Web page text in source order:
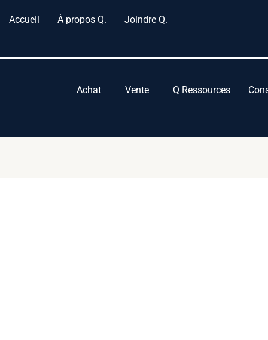
Accueil À propos Q.
Joindre Q.
Achat Vente Q Ressources